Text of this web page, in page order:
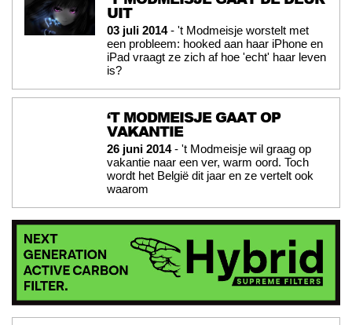
UIT
03 juli 2014- 't Modmeisje worstelt met
een probleem: hooked aan haar iPhone en
iPad vraagt ze zich af hoe 'echt' haar leven
is?
‘T MODMEISJE GAAT OP
VAKANTIE
26 juni 2014- 't Modmeisje wil graag op
vakantie naar een ver, warm oord. Toch
wordt het België dit jaar en ze vertelt ook
waarom